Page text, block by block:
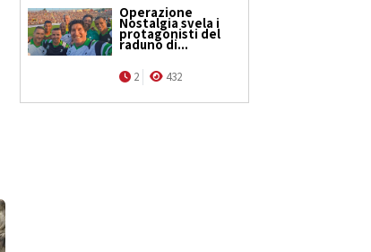
Operazione
Nostalgia svela i
protagonisti del
raduno di...
2 432